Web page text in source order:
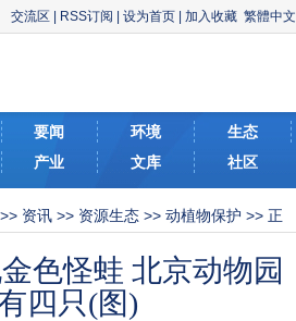
交流区 RSS订阅 设为首页 加入收藏 繁體中文
要闻 环境
生态
产业 文库 社区
>> 资讯 >> 资源生态 >> 动植物保护 >> 正
色怪蛙 北京动物园
四只(图)